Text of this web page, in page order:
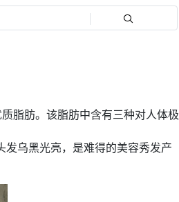
脂肪。该脂肪中含有三种对人体极
乌黑光亮，是难得的美容秀发产